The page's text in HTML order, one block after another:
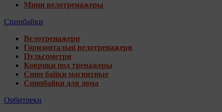
Мини велотренажеры
Спинбайки
Велотренажери
Горизонтальні велотренажери
Пульсометри
Коврики под тренажеры
Спин байки магнитные
Спинбайки для дома
Орбитреки